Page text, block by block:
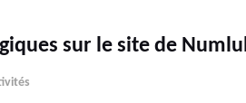
sur le site de